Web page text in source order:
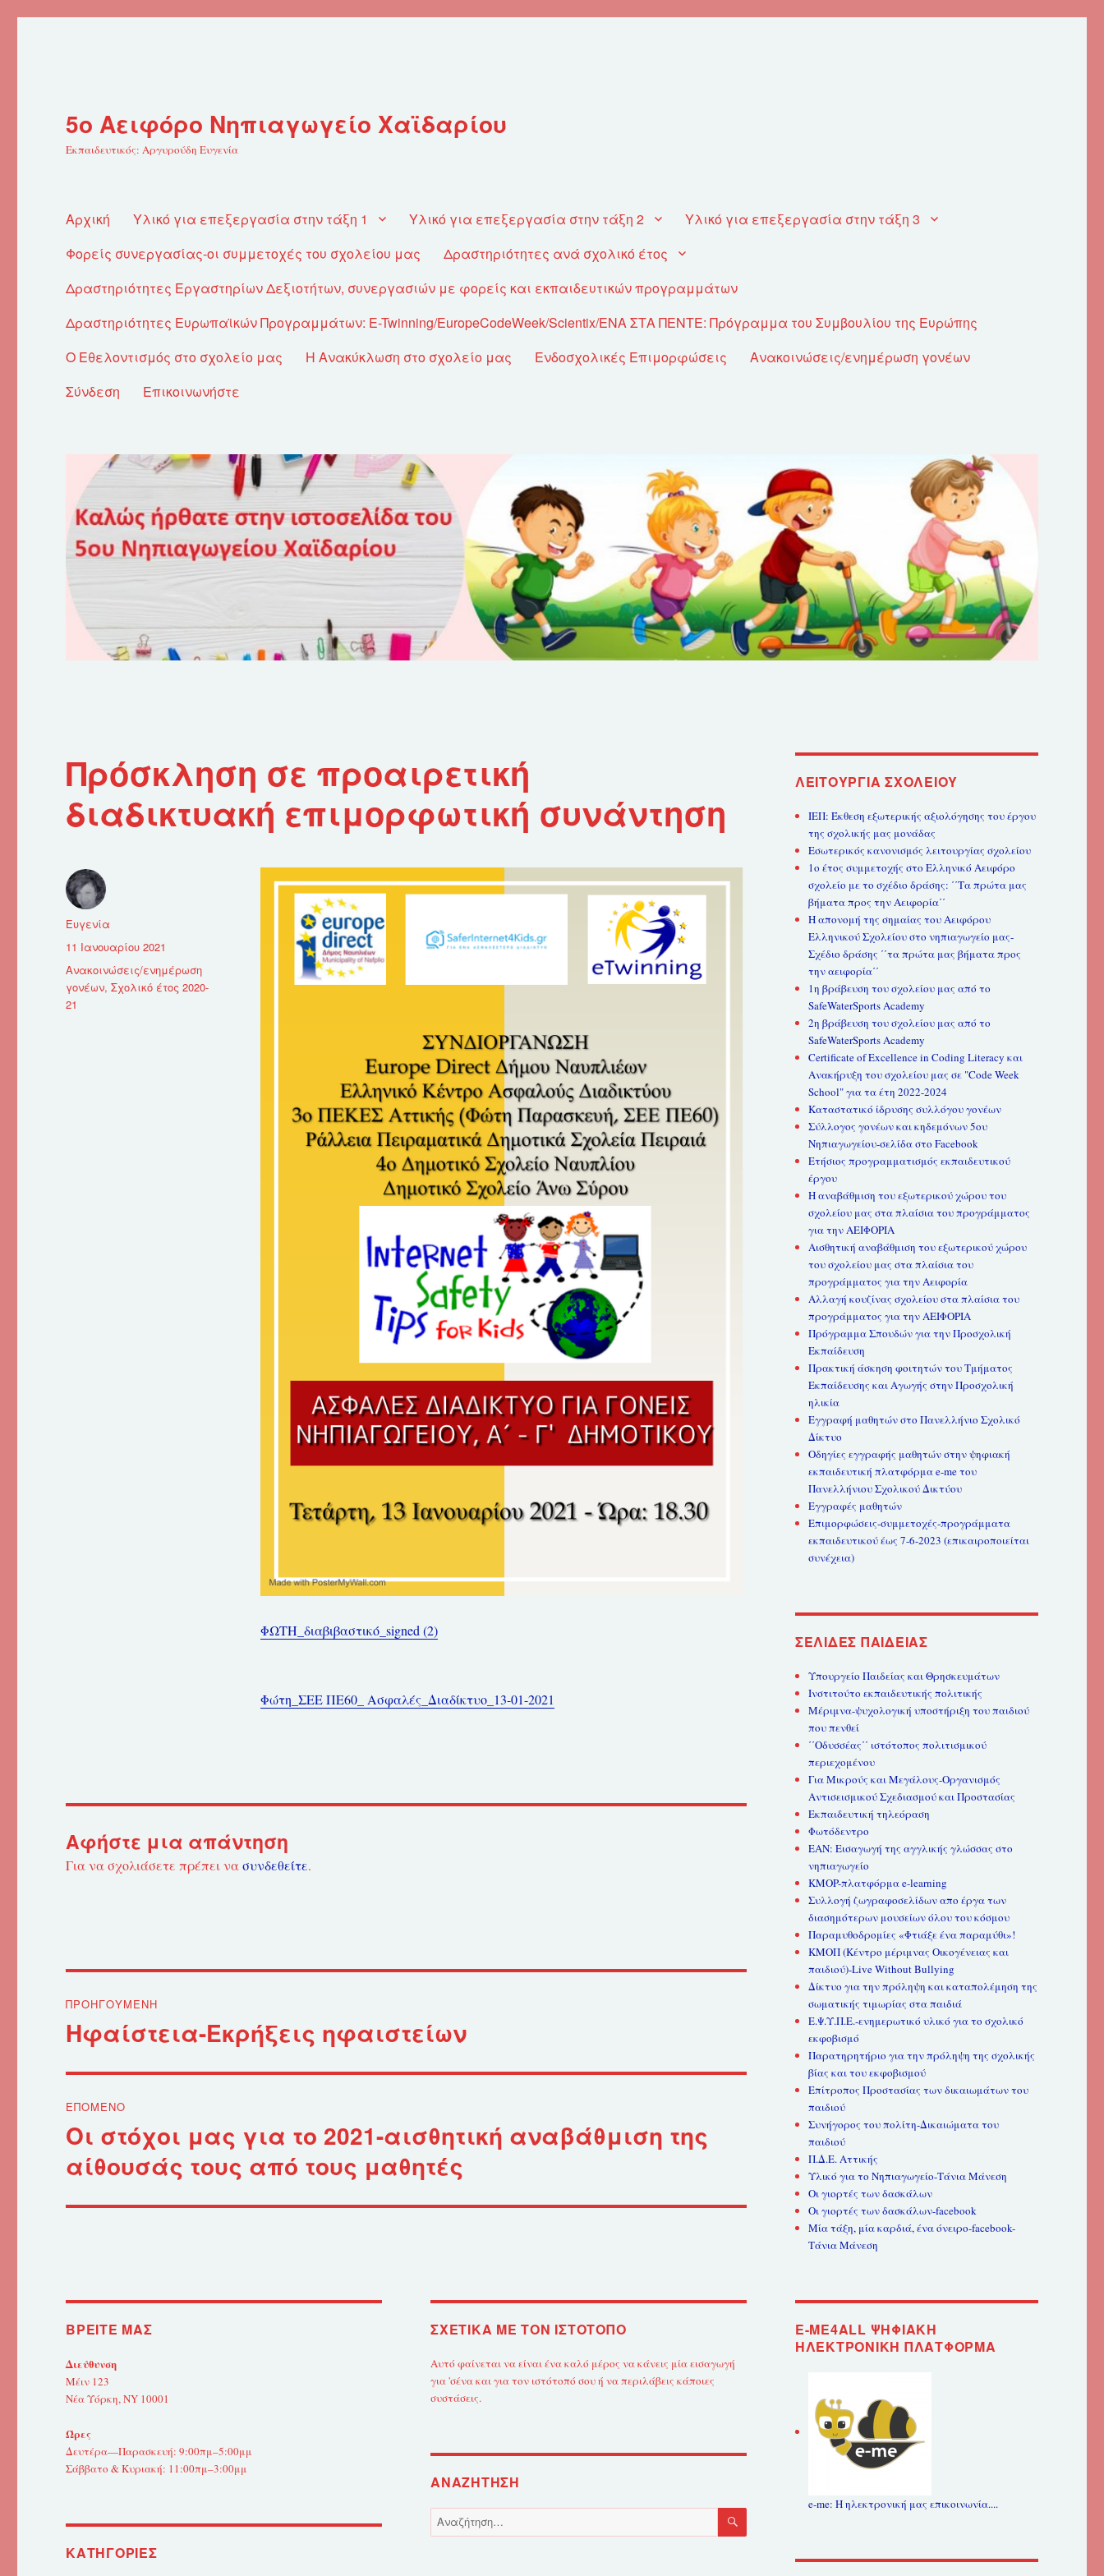
5ο Αειφόρο Νηπιαγωγείο Χαϊδαρίου
Εκπαιδευτικός: Αργυρούδη Ευγενία
Αρχική Υλικό για επεξεργασία στην τάξη 1 Υλικό για επεξεργασία στην τάξη 2
Υλικό για επεξεργασία στην τάξη 3
Φορείς συνεργασίας-οι συμμετοχές του σχολείου μας
Δραστηριότητες ανά σχολικό έτος
Δραστηριότητες Εργαστηρίων Δεξιοτήτων, συνεργασιών με φορείς και εκπαιδευτικών προγραμμάτων
Δραστηριότητες Ευρωπαϊκών Προγραμμάτων: E-Twinning/EuropeCodeWeek/Scientix/ΕΝΑ ΣΤΑ ΠΕΝΤΕ: Πρόγραμμα του Συμβουλίου της Ευρώπης
Ο Εθελοντισμός στο σχολείο μας
Η Ανακύκλωση στο σχολείο μας Ενδοσχολικές Επιμορφώσεις
Ανακοινώσεις/ενημέρωση γονέων
Σύνδεση
Επικοινωνήστε
Πρόσκληση σε προαιρετική
διαδικτυακή επιμορφωτική συνάντηση
ΦΩΤΗ_διαβιβαστικό_signed (2)
Φώτη_ΣΕΕ ΠΕ60_ Ασφαλές_Διαδίκτυο_13-01-2021
Συντάκτης
Ευγενία
Δημοσιεύτηκε
την
11 Ιανουαρίου 2021
Κατηγορίες
Ανακοινώσεις/ενημέρωση
γονέων,Σχολικό έτος 2020-
21
Αφήστε μια απάντηση
Για να σχολιάσετε πρέπει νασυνδεθείτε.
άρθρων
ΠΡΟΗΓΟΎΜΕΝΗ
Προηγούμενο
άρθρο:
Ηφαίστεια-Εκρήξεις ηφαιστείων
ΕΠΌΜΕΝΟ
Επόμενο
άρθρο:
Οι στόχοι μας για το 2021-αισθητική αναβάθμιση της
αίθουσάς τους από τους μαθητές
ΒΡΕΊΤΕ ΜΑΣ
Διεύθυνση
Μέιν 123
Νέα Υόρκη, NY 10001
Ώρες
Δευτέρα—Παρασκευή: 9:00πμ–5:00μμ
Σάββατο & Κυριακή: 11:00πμ–3:00μμ
KΑΤΗΓΟΡΊΕΣ
ΣΧΕΤΙΚΆ ΜΕ ΤΟΝ ΙΣΤΌΤΟΠΟ
Αυτό φαίνεται να είναι ένα καλό μέρος να κάνεις μία εισαγωγή
για 'σένα και για τον ιστότοπό σου ή να περιλάβεις κάποιες
συστάσεις.
ΑΝΑΖΉΤΗΣΗ
Αναζήτηση
για:
ΑΝΑΖΉΤΗΣΗ
ΛΕΙΤΟΥΡΓΊΑ ΣΧΟΛΕΊΟΥ
ΙΕΠ: Έκθεση εξωτερικής αξιολόγησης του έργου
της σχολικής μας μονάδας
Εσωτερικός κανονισμός λειτουργίας σχολείου
1ο έτος συμμετοχής στο Ελληνικό Αειφόρο
σχολείο με το σχέδιο δράσης: ΄΄Τα πρώτα μας
βήματα προς την Αειφορία΄΄
Η απονομή της σημαίας του Αειφόρου
Ελληνικού Σχολείου στο νηπιαγωγείο μας-
Σχέδιο δράσης ΄΄τα πρώτα μας βήματα προς
την αειφορία΄΄
1η βράβευση του σχολείου μας από το
SafeWaterSports Academy
2η βράβευση του σχολείου μας από το
SafeWaterSports Academy
Certificate of Excellence in Coding Literacy και
Ανακήρυξη του σχολείου μας σε "Code Week
School" για τα έτη 2022-2024
Καταστατικό ίδρυσης συλλόγου γονέων
Σύλλογος γονέων και κηδεμόνων 5ου
Νηπιαγωγείου-σελίδα στο Facebook
Ετήσιος προγραμματισμός εκπαιδευτικού
έργου
Η αναβάθμιση του εξωτερικού χώρου του
σχολείου μας στα πλαίσια του προγράμματος
για την ΑΕΙΦΟΡΙΑ
Αισθητική αναβάθμιση του εξωτερικού χώρου
του σχολείου μας στα πλαίσια του
προγράμματος για την Αειφορία
Αλλαγή κουζίνας σχολείου στα πλαίσια του
προγράμματος για την ΑΕΙΦΟΡΙΑ
Πρόγραμμα Σπουδών για την Προσχολική
Εκπαίδευση
Πρακτική άσκηση φοιτητών του Τμήματος
Εκπαίδευσης και Αγωγής στην Προσχολική
ηλικία
Εγγραφή μαθητών στο Πανελλήνιο Σχολικό
Δίκτυο
Οδηγίες εγγραφής μαθητών στην ψηφιακή
εκπαιδευτική πλατφόρμα e-me του
Πανελλήνιου Σχολικού Δικτύου
Εγγραφές μαθητών
Επιμορφώσεις-συμμετοχές-προγράμματα
εκπαιδευτικού έως 7-6-2023 (επικαιροποιείται
συνέχεια)
ΣΕΛΊΔΕΣ ΠΑΙΔΕΊΑΣ
Υπουργείο Παιδείας και Θρησκευμάτων
Ινστιτούτο εκπαιδευτικής πολιτικής
Μέριμνα-ψυχολογική υποστήριξη του παιδιού
που πενθεί
΄΄Οδυσσέας΄΄ ιστότοπος πολιτισμικού
περιεχομένου
Για Μικρούς και Μεγάλους-Οργανισμός
Αντισεισμικού Σχεδιασμού και Προστασίας
Εκπαιδευτική τηλεόραση
Φωτόδεντρο
ΕΑΝ: Εισαγωγή της αγγλικής γλώσσας στο
νηπιαγωγείο
KMOP-πλατφόρμα e-learning
Συλλογή ζωγραφοσελίδων απο έργα των
διασημότερων μουσείων όλου του κόσμου
Παραμυθοδρομίες «Φτιάξε ένα παραμύθι»!
ΚΜΟΠ (Κέντρο μέριμνας Οικογένειας και
παιδιού)-Live Without Bullying
Δίκτυο για την πρόληψη και καταπολέμηση της
σωματικής τιμωρίας στα παιδιά
Ε.Ψ.Υ.Π.Ε.-ενημερωτικό υλικό για το σχολικό
εκφοβισμό
Παρατηρητήριο για την πρόληψη της σχολικής
βίας και του εκφοβισμού
Επίτροπος Προστασίας των δικαιωμάτων του
παιδιού
Συνήγορος του πολίτη-Δικαιώματα του
παιδιού
Π.Δ.Ε. Αττικής
Υλικό για το Νηπιαγωγείο-Τάνια Μάνεση
Οι γιορτές των δασκάλων
Οι γιορτές των δασκάλων-facebook
Μία τάξη, μία καρδιά, ένα όνειρο-facebook-
Τάνια Μάνεση
E-ME4ALL ΨΗΦΙΑΚΉ
ΗΛΕΚΤΡΟΝΙΚΉ ΠΛΑΤΦΌΡΜΑ
e-me: Η ηλεκτρονική μας επικοινωνία....